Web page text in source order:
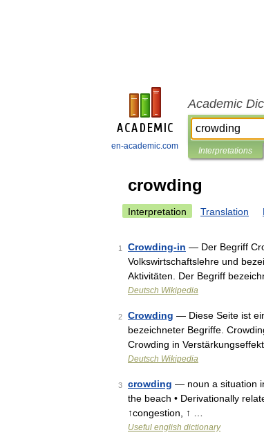
en-academic.com
Academic
Interpretations
crowding
Interpretation Translation
1 Crowding-in — Der Begriff
Volkswirtschaftslehre und
Aktivitäten. Der Begriff
Deutsch Wikipedia
2 Crowding — Diese Seite ist
bezeichneter Begriffe.
Crowding in
Deutsch Wikipedia
3 crowding — noun a situation
the beach • Derivationally
↑congestion, ↑ …
Useful english dictionary